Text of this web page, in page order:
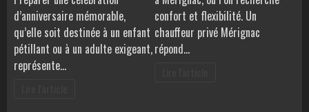
d’anniversaire mémorable,
qu’elle soit destinée à un enfant
pétillant ou à un adulte exigeant,
représente…
confort et flexibilité. Un
chauffeur privé Mérignac
répond…